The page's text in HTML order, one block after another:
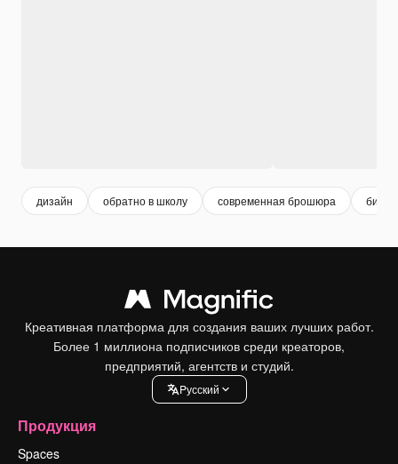
дизайн обратно в школу современная брошюра
Креативная платформа для создания ваших лучших работ.
Более 1 миллиона подписчиков среди креаторов,
предприятий, агентств и студий.
Pусский
Продукция
Spaces